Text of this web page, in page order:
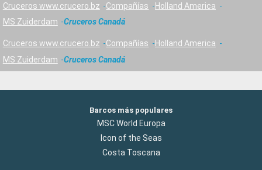
Cruceros www.crucero.bz Compañías
Holland America
MS Zuiderdam
Cruceros Canadá
Cruceros www.crucero.bz Compañías
Holland America
MS Zuiderdam
Cruceros Canadá
Barcos más populares
MSC World Europa
Icon of the Seas
Costa Toscana